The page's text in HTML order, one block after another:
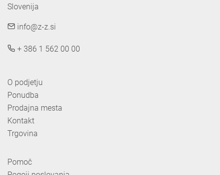
Slovenija
info@z-z.si
+ 386 1 562 00 00
O podjetju
Ponudba
Prodajna mesta
Kontakt
Trgovina
Pomoč